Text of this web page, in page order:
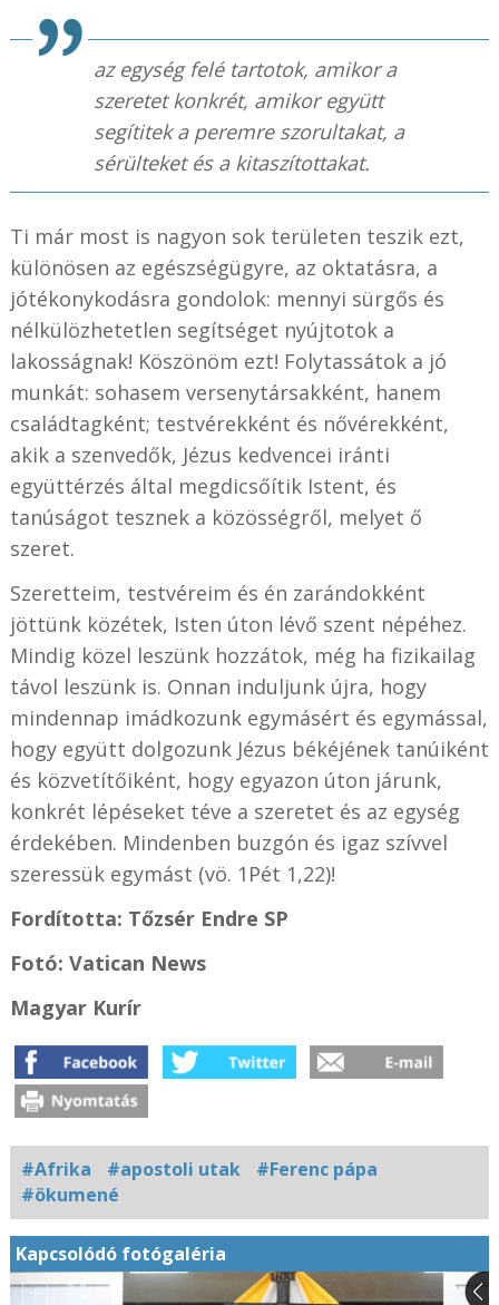
az egység felé tartotok, amikor a
szeretet konkrét, amikor együtt
segítitek a peremre szorultakat, a
sérülteket és a kitaszítottakat.
Ti már most is nagyon sok területen teszik ezt,
különösen az egészségügyre, az oktatásra, a
jótékonykodásra gondolok: mennyi sürgős és
nélkülözhetetlen segítséget nyújtotok a
lakosságnak! Köszönöm ezt! Folytassátok a jó
munkát: sohasem versenytársakként, hanem
családtagként; testvérekként és nővérekként,
akik a szenvedők, Jézus kedvencei iránti
együttérzés által megdicsőítik Istent, és
tanúságot tesznek a közösségről, melyet ő
szeret.
Szeretteim, testvéreim és én zarándokként
jöttünk közétek, Isten úton lévő szent népéhez.
Mindig közel leszünk hozzátok, még ha fizikailag
távol leszünk is. Onnan induljunk újra, hogy
mindennap imádkozunk egymásért és egymással,
hogy együtt dolgozunk Jézus békéjének tanúiként
és közvetítőiként, hogy egyazon úton járunk,
konkrét lépéseket téve a szeretet és az egység
érdekében. Mindenben buzgón és igaz szívvel
szeressük egymást (vö. 1Pét 1,22)!
Fordította: Tőzsér Endre SP
Fotó: Vatican News
Magyar Kurír
#Afrika #apostoli utak
#Ferenc pápa
#ökumené
Kapcsolódó fotógaléria